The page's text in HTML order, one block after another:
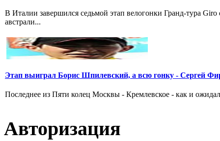
В Италии завершился седьмой этап велогонки Гранд-тура
австрали...
Этап выиграл Борис Шпилевский, а всю гонку - Сергей
Последнее из Пяти колец Москвы - Кремлевское - как и
Авторизация